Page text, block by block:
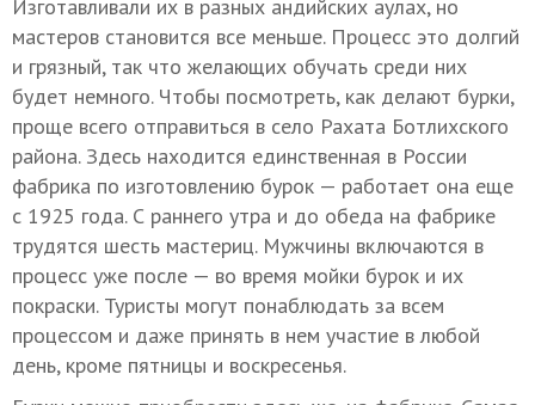
Изготавливали их в разных андийских аулах, но
мастеров становится все меньше. Процесс это долгий
и грязный, так что желающих обучать среди них
будет немного. Чтобы посмотреть, как делают бурки,
проще всего отправиться в село Рахата Ботлихского
района. Здесь находится единственная в России
фабрика по изготовлению бурок — работает она еще
с 1925 года. С раннего утра и до обеда на фабрике
трудятся шесть мастериц. Мужчины включаются в
процесс уже после — во время мойки бурок и их
покраски. Туристы могут понаблюдать за всем
процессом и даже принять в нем участие в любой
день, кроме пятницы и воскресенья.